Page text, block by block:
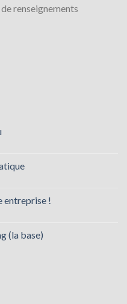
renseignements
entreprise !
(la base)